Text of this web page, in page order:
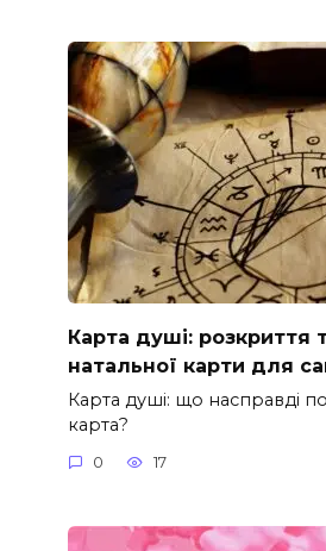
Карта душі: розкриття
натальної карти для
Карта душі: що насправді
карта?
0 17